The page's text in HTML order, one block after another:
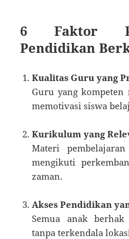
6 Faktor
Pendidikan
Kualitas Guru yang
Guru yang kompeten
memotivasi siswa
Kurikulum yang
Materi
mengikuti
zaman.
Akses Pendidikan
Semua anak berhak
tanpa terkendala